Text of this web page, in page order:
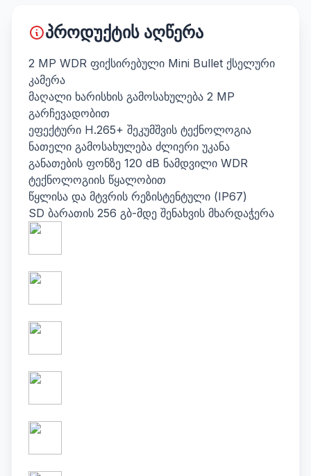
პროდუქტის აღწერა
2 MP WDR ფიქსირებული Mini Bullet ქსელური
კამერა
მაღალი ხარისხის გამოსახულება 2 MP
გარჩევადობით
ეფექტური H.265+ შეკუმშვის ტექნოლოგია
ნათელი გამოსახულება ძლიერი უკანა
განათების ფონზე 120 dB ნამდვილი WDR
ტექნოლოგიის წყალობით
წყლისა და მტვრის რეზისტენტული (IP67)
SD ბარათის 256 გბ-მდე შენახვის მხარდაჭერა